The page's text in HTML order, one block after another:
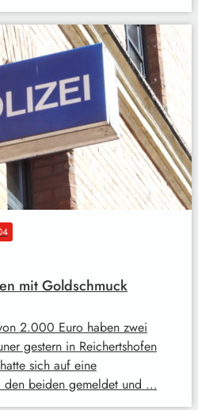
mit Goldschmuck
2.000 Euro haben zwei
gestern in Reichertshofen
sich auf eine
den beiden gemeldet und …